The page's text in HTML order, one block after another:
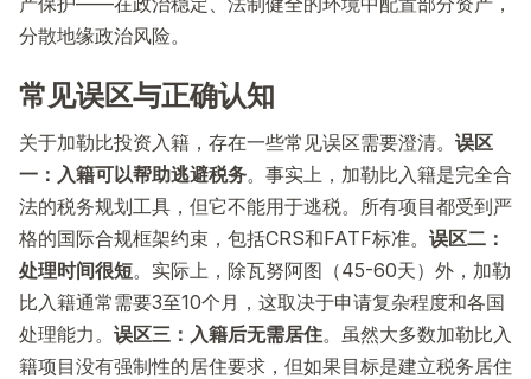
分散地缘政治风险。
常见误区与正确认知
关于加勒比投资入籍，存在一些常见误区需要澄清。 误区
一：入籍可以帮助逃避税务。事实上，加勒比入籍是完全合
法的税务规划工具，但它不能用于逃税。所有项目都受到严
格的国际合规框架约束，包括CRS和FATF标准。 误区二：
处理时间很短。实际上，除瓦努阿图（45-60天）外，加勒
比入籍通常需要3至10个月，这取决于申请复杂程度和各国
处理能力。 误区三：入籍后无需居住。虽然大多数加勒比入
籍项目没有强制性的居住要求，但如果目标是建立税务居住